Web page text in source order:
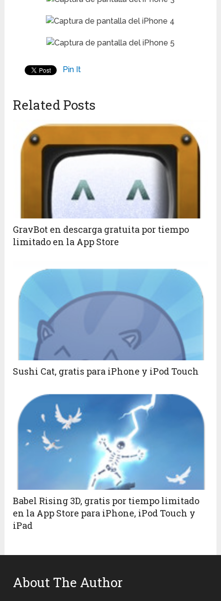
Pin It
Related Posts
GravBot en descarga gratuita por tiempo
limitado en la App Store
Sushi Cat, gratis para iPhone y iPod Touch
Babel Rising 3D, gratis por tiempo limitado
en la App Store para iPhone, iPod Touch y
iPad
About The Author